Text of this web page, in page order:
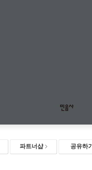
파트너샵 공유하기